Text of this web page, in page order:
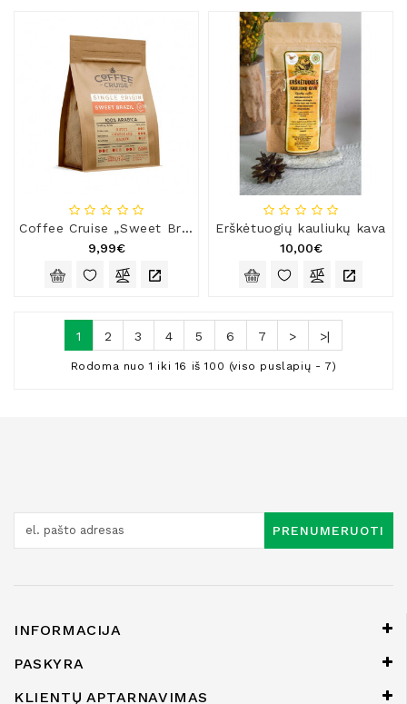
Coffee Cruise „Sweet Brazil“, 250 g
9,99€
Erškėtuogių kauliukų kava
10,00€
1 2 3 4 5 6 7 > >|
Rodoma nuo 1 iki 16 iš 100 (viso puslapių - 7)
PRENUMERUOTI
INFORMACIJA
PASKYRA
KLIENTŲ APTARNAVIMAS